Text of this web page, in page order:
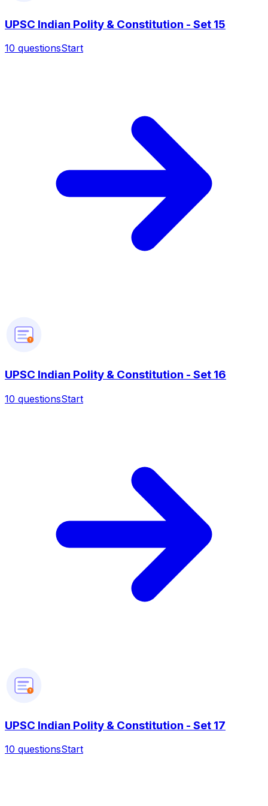
UPSC Indian Polity & Constitution - Set 15
10 questionsStart
?
UPSC Indian Polity & Constitution - Set 16
10 questionsStart
?
UPSC Indian Polity & Constitution - Set 17
10 questionsStart